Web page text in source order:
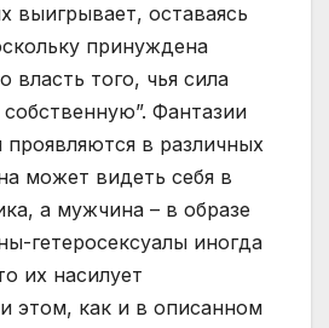
выигрывает, оставаясь
принуждена
власть того, чья сила
Фантазии
проявляются в различных
может видеть себя в
а мужчина – в образе
гетеросексуалы иногда
их насилует
этом, как и в описанном